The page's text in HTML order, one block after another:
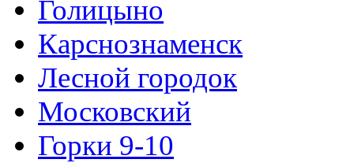
Голицыно
Карснознаменск
Лесной городок
Московский
Горки 9-10